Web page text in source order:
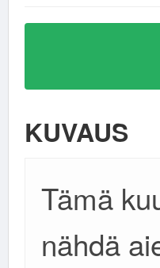
KUVAUS
Tämä
nähdä